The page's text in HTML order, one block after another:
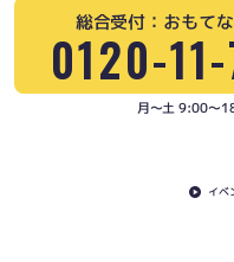
総合受付：おもて
0120-
月〜土 9:00〜
イベ